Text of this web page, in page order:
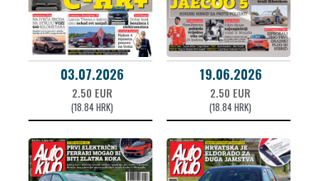
03.07.2026
2.50 EUR
(18.84 HRK)
19.06.2026
2.50 EUR
(18.84 HRK)